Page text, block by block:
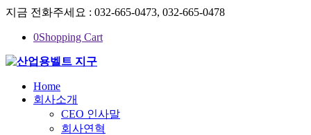
지금 전화주세요 : 032-665-0473, 032-665-0478
0Shopping Cart
Home
회사소개
CEO 인사말
회사연혁